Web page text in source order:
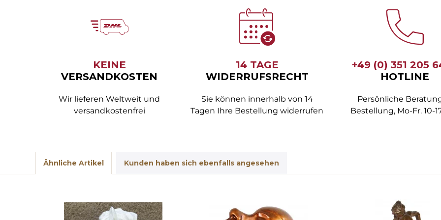
KEINE
VERSANDKOSTEN
Wir lieferen Weltweit und
versandkostenfrei
14 TAGE
WIDERRUFSRECHT
Sie können innerhalb von 14
Tagen Ihre Bestellung widerrufen
+49 (0) 351 205
HOTLINE
Persönliche
Bestellung, Mo-Fr. 10-
Ähnliche Artikel Kunden haben sich ebenfalls angesehen